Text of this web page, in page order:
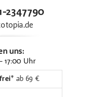
2347790
uns:
17:00 Uhr
* ab 69 €